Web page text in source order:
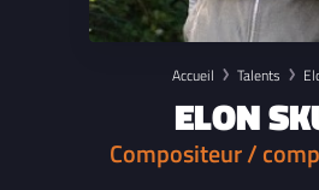
Accueil Talents
ELON
Compositeur /